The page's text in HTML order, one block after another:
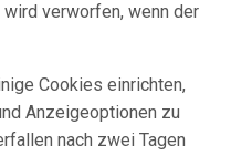
verworfen, wenn der
Cookies einrichten,
Anzeigeoptionen zu
nach zwei Tagen